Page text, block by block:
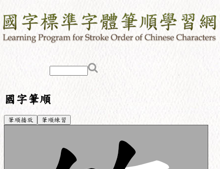
國字筆順
筆順播放 筆順練習